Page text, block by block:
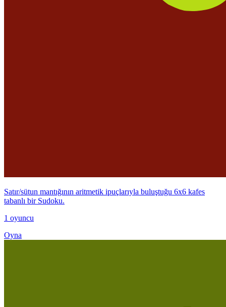
Satır/sütun mantığının aritmetik ipuçlarıyla buluştuğu 6x6 kafes
tabanlı bir Sudoku.
1 oyuncu
Oyna